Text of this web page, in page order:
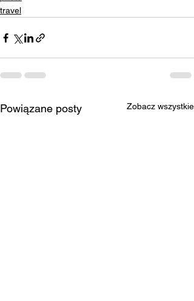
travel
Powiązane posty Zobacz wszystkie